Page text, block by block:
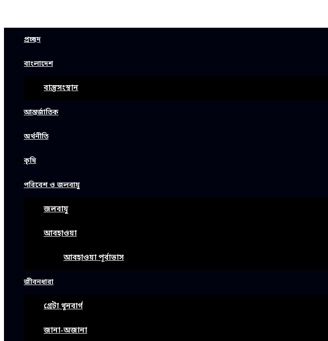
প্রচ্ছদ
বাংলাদেশ
বাস্তুসংস্থান
আন্তর্জাতিক
অর্থনীতি
কৃষি
পরিবেশ ও জলবায়ু
জলবায়ু
আবহাওয়া
আবহাওয়া পূর্বাভাস
জীবনধারা
গ্রেটা থুনবার্গ
জানা-অজানা